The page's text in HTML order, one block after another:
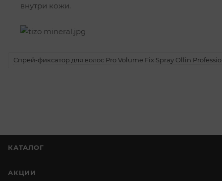
внутри кожи.
Спрей-фиксатор для волос Pro Volume Fix Spray Ollin
КАТАЛОГ
АКЦИИ